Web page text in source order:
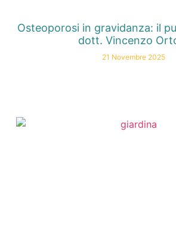
Osteoporosi in gravidanza: il
dott. Vincenzo
21 Novembre 2025